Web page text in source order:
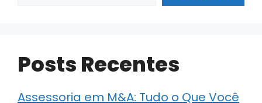
Posts Recentes
Assessoria em M&A: Tudo o Que Você